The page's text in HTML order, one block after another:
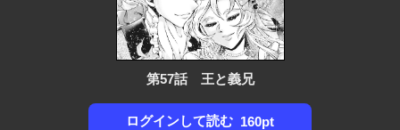
第57話 王と義兄
ログインして読む 160pt